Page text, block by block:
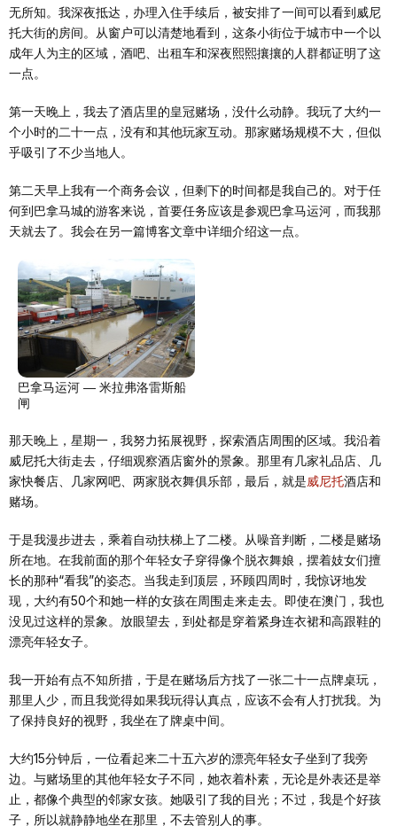
无所知。我深夜抵达，办理入住手续后，被安排了一间可以看到威尼
托大街的房间。从窗户可以清楚地看到，这条小街位于城市中一个以
成年人为主的区域，酒吧、出租车和深夜熙熙攘攘的人群都证明了这
一点。
第一天晚上，我去了酒店里的皇冠赌场，没什么动静。我玩了大约一
个小时的二十一点，没有和其他玩家互动。那家赌场规模不大，但似
乎吸引了不少当地人。
第二天早上我有一个商务会议，但剩下的时间都是我自己的。对于任
何到巴拿马城的游客来说，首要任务应该是参观巴拿马运河，而我那
天就去了。我会在另一篇博客文章中详细介绍这一点。
巴拿马运河 — 米拉弗洛雷斯船
闸
那天晚上，星期一，我努力拓展视野，探索酒店周围的区域。我沿着
威尼托大街走去，仔细观察酒店窗外的景象。那里有几家礼品店、几
家快餐店、几家网吧、两家脱衣舞俱乐部，最后，就是威尼托酒店和
赌场。
于是我漫步进去，乘着自动扶梯上了二楼。从噪音判断，二楼是赌场
所在地。在我前面的那个年轻女子穿得像个脱衣舞娘，摆着妓女们擅
长的那种“看我”的姿态。当我走到顶层，环顾四周时，我惊讶地发
现，大约有50个和她一样的女孩在周围走来走去。即使在澳门，我也
没见过这样的景象。放眼望去，到处都是穿着紧身连衣裙和高跟鞋的
漂亮年轻女子。
我一开始有点不知所措，于是在赌场后方找了一张二十一点牌桌玩，
那里人少，而且我觉得如果我玩得认真点，应该不会有人打扰我。为
了保持良好的视野，我坐在了牌桌中间。
大约15分钟后，一位看起来二十五六岁的漂亮年轻女子坐到了我旁
边。与赌场里的其他年轻女子不同，她衣着朴素，无论是外表还是举
止，都像个典型的邻家女孩。她吸引了我的目光；不过，我是个好孩
子，所以就静静地坐在那里，不去管别人的事。